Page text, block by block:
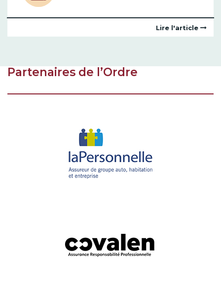
Lire l'article
Partenaires de l’Ordre